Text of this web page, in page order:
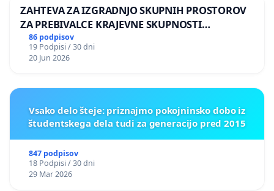
23. Davor Jerina, pravnik
24. Azer Šarić, vodja odnosov z javnostmi
25. Dr. Staša Mesec, turistična delavka
26. Luka Loštrek, glasbenik in pedagog
27. Dimitrij Pahor, podiplomski študent
28. Maša Župančič, prevajalka
29. Josip Žanko, gostinec
ZAHTEVA ZA IZGRADNJO SKUPNIH PROSTOROV
ZA PREBIVALCE KRAJEVNE SKUPNOSTI
PRESTRANEK
86 podpisov
19 Podpisi / 30 dni
20 Jun 2026
Vsako delo šteje: priznajmo pokojninsko dobo iz
študentskega dela tudi za generacijo pred 2015
847 podpisov
18 Podpisi / 30 dni
29 Mar 2026